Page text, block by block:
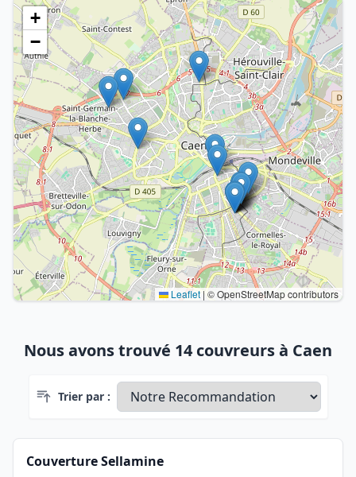
+
−
Leaflet | © OpenStreetMap contributors
Nous avons trouvé 14 couvreurs à Caen
Trier par :
Couverture Sellamine